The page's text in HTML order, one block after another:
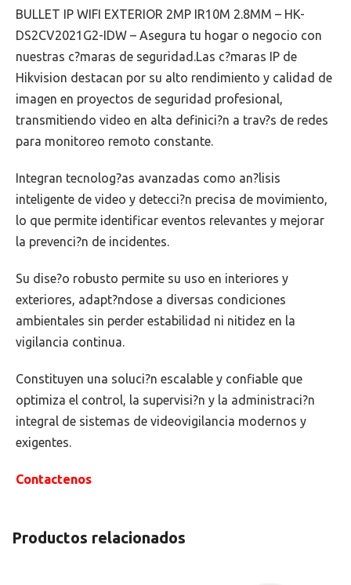
BULLET IP WIFI EXTERIOR 2MP IR10M 2.8MM – HK-
DS2CV2021G2-IDW – Asegura tu hogar o negocio con
nuestras c?maras de seguridad.Las c?maras IP de
Hikvision destacan por su alto rendimiento y calidad de
imagen en proyectos de seguridad profesional,
transmitiendo video en alta definici?n a trav?s de redes
para monitoreo remoto constante.
Integran tecnolog?as avanzadas como an?lisis
inteligente de video y detecci?n precisa de movimiento,
lo que permite identificar eventos relevantes y mejorar
la prevenci?n de incidentes.
Su dise?o robusto permite su uso en interiores y
exteriores, adapt?ndose a diversas condiciones
ambientales sin perder estabilidad ni nitidez en la
vigilancia continua.
Constituyen una soluci?n escalable y confiable que
optimiza el control, la supervisi?n y la administraci?n
integral de sistemas de videovigilancia modernos y
exigentes.
Contactenos
Productos relacionados